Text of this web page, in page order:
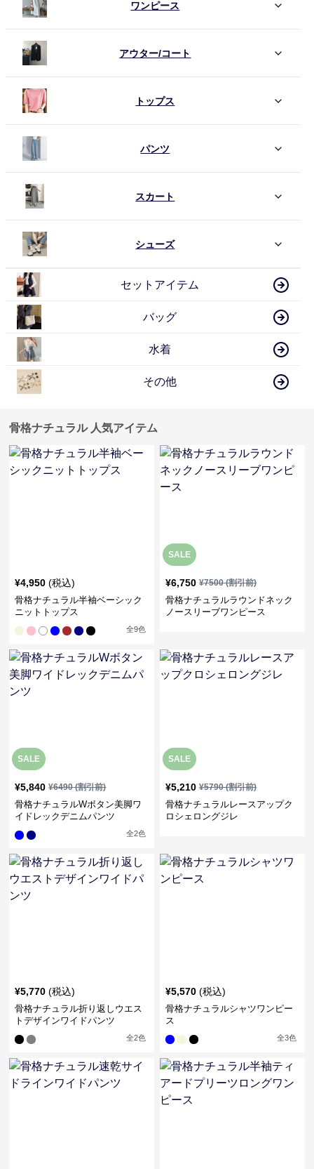
ワンピース
アウター/コート
トップス
パンツ
スカート
シューズ
セットアイテム
バッグ
水着
その他
骨格ナチュラル 人気アイテム
¥4,950 (税込)
骨格ナチュラル半袖ベーシック
ニットトップス
全9色
SALE
¥6,750 ¥7500(割引前)
骨格ナチュラルラウンドネック
ノースリーブワンピース
SALE
¥5,840 ¥6490(割引前)
骨格ナチュラルWボタン美脚ワ
イドレックデニムパンツ
全2色
SALE
¥5,210 ¥5790(割引前)
骨格ナチュラルレースアップク
ロシェロングジレ
¥5,770 (税込)
骨格ナチュラル折り返しウエス
トデザインワイドパンツ
全2色
¥5,570 (税込)
骨格ナチュラルシャツワンピー
ス
全3色